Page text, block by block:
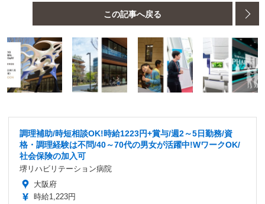
この記事へ戻る
調理補助/時短相談OK!時給1223円+賞与/週2～5日勤務/資
格・調理経験は不問/40～70代の男女が活躍中!WワークOK/
社会保険の加入可
堺リハビリテーション病院
大阪府
時給1,223円